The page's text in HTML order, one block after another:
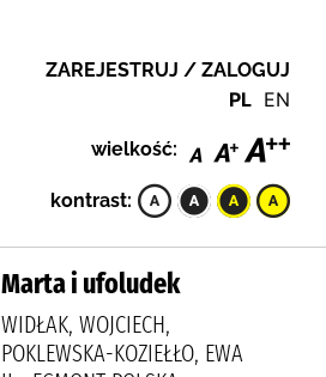
ZAREJESTRUJ / ZALOGUJ
PL EN
wielkość:
kontrast:
Marta i ufoludek
WIDŁAK, WOJCIECH,
POKLEWSKA-KOZIEŁŁO, EWA